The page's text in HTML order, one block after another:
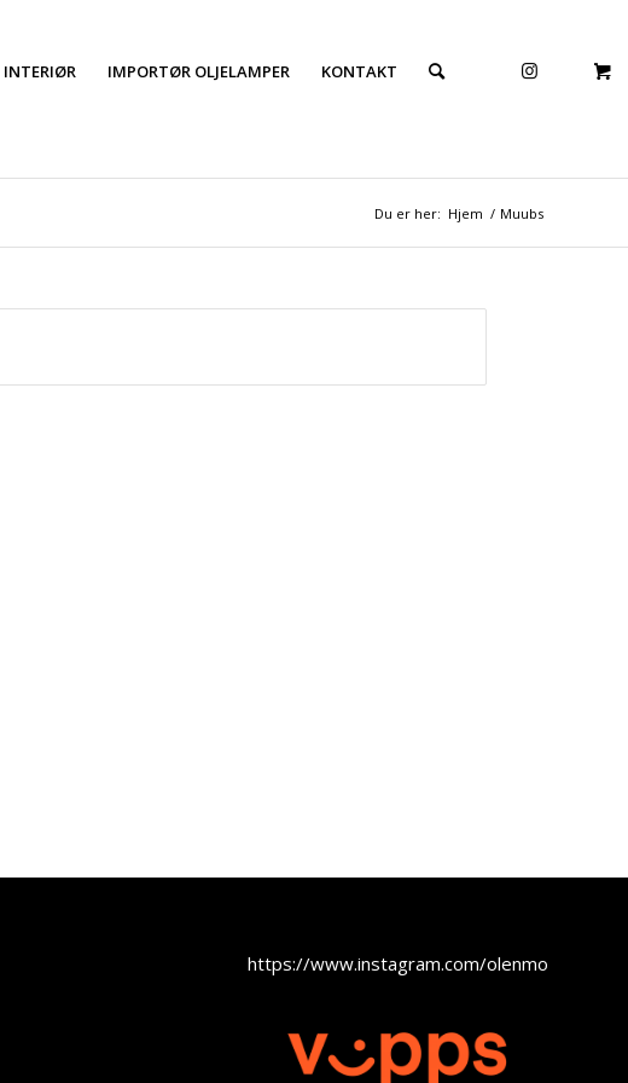
INTERIØR IMPORTØR OLJELAMPER KONTAKT
Du er her: Hjem / Muubs
https://www.instagram.com/olenmobel